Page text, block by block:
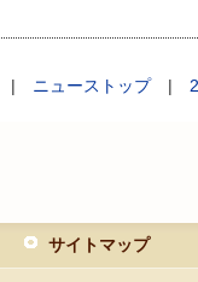
| ニューストップ |
サイトマップ